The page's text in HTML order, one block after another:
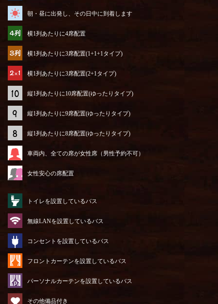
朝・昼に出発し、その日中に到着します
横1列あたりに4席配置
横1列あたりに3席配置(1+1+1タイプ)
横1列あたりに3席配置(2+1タイプ)
縦1列あたりに10席配置(ゆったりタイプ)
縦1列あたりに9席配置(ゆったりタイプ)
縦1列あたりに8席配置(ゆったりタイプ)
車両内、全ての席が女性席（男性予約不可）
女性安心の席配置
トイレを設置しているバス
無線LANを設置しているバス
コンセントを設置しているバス
フロントカーテンを設置しているバス
パーソナルカーテンを設置しているバス
その他備品付き